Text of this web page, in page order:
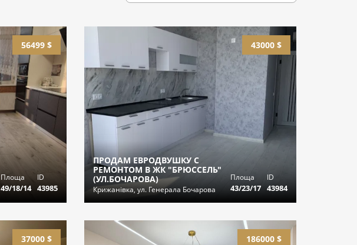
56499 $
Площа
49/18/14
ID
43985
43000 $
ПРОДАМ ЕВРОДВУШКУ С
РЕМОНТОМ В ЖК "БРЮССЕЛЬ"
(УЛ.БОЧАРОВА)
Крижанівка, ул. Генерала Бочарова
Площа
43/23/17
ID
43984
37000 $ 186000 $